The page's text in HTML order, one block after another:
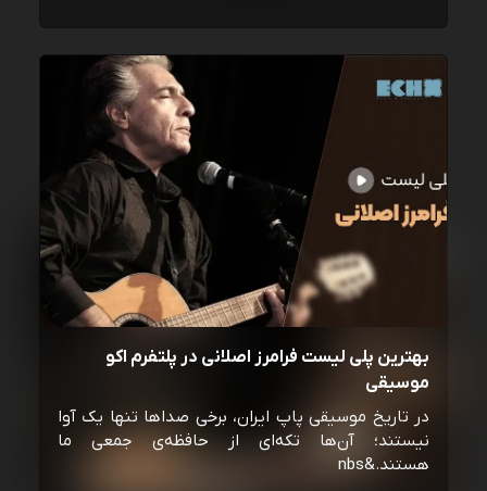
بهترین پلی لیست فرامرز اصلانی در پلتفرم اکو
موسیقی
در تاریخ موسیقی پاپ ایران، برخی صداها تنها یک آوا
نیستند؛ آن‌ها تکه‌ای از حافظه‌ی جمعی ما
هستند.&nbs